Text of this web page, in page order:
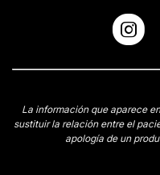
La información que aparece
sustituir la relación entre el
apología de un